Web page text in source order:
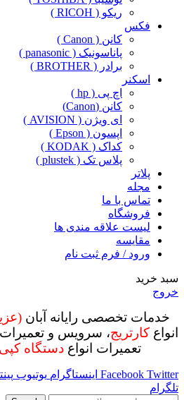
ریکو ( RICOH )
فکس
کانن ( Canon )
پاناسونیک ( panasonic )
برادر ( BROTHER )
اسکنر
اچ پی ( hp )
کانن (Canon)
ای ویژن ( AVISION )
اپسون ( Epson )
کداک ( KODAK )
پلاس تک ( plustek )
پلاتر
مجله
تماس با ما
فروشگاه
لیست علاقه مندی ها
مقایسه
ورود / فرم ثبت نام
سبد خرید
خروج
خدمات تخصصی رایانه آبان
انواع کارتریج، سرویس و تعمیرات
تعمیرات انواعدستگاه کپی
Facebook Twitter اینستاگرام یوتیوب
تلگرام